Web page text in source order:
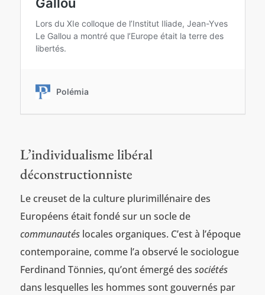
L’individualisme libéral
déconstructionniste
Le creuset de la culture plurimillénaire des
Européens était fondé sur un socle de
communautéslocales organiques. C’est à l’époque
contemporaine, comme l’a observé le sociologue
Ferdinand Tönnies, qu’ont émergé des sociétés
dans lesquelles les hommes sont gouvernés par